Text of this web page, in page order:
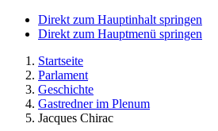
Direkt zum Hauptinhalt springen
Direkt zum Hauptmenü springen
Startseite
Parlament
Geschichte
Gastredner im Plenum
Jacques Chirac